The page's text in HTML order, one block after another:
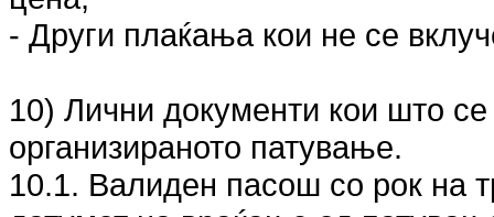
- Други плаќања кои не се
10) Лични документи кои што
организираното патување.
10.1. Валиден пасош со рок на